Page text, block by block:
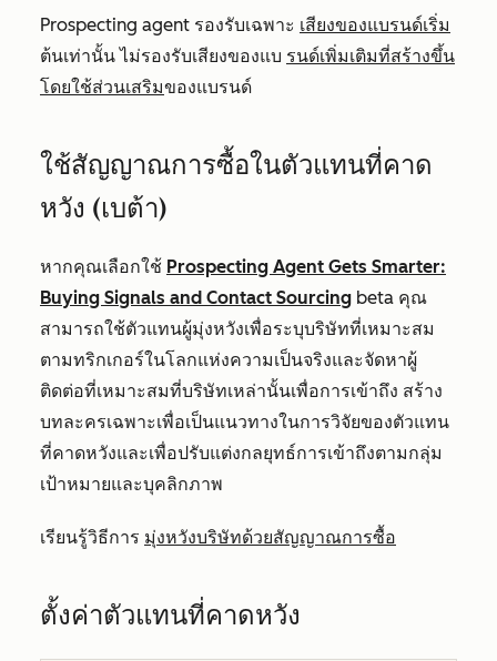
Prospecting agent รองรับเฉพาะ เสียงของแบรนด์เริ่ม
ต้นเท่านั้น ไม่รองรับเสียงของแบ รนด์เพิ่มเติมที่สร้างขึ้น
โดยใช้ส่วนเสริมของแบรนด์
ใช้สัญญาณการซื้อในตัวแทนที่คาด
หวัง (เบต้า)
หากคุณเลือกใช้ Prospecting Agent Gets Smarter:
Buying Signals and Contact Sourcing beta คุณ
สามารถใช้ตัวแทนผู้มุ่งหวังเพื่อระบุบริษัทที่เหมาะสม
ตามทริกเกอร์ในโลกแห่งความเป็นจริงและจัดหาผู้
ติดต่อที่เหมาะสมที่บริษัทเหล่านั้นเพื่อการเข้าถึง สร้าง
บทละครเฉพาะเพื่อเป็นแนวทางในการวิจัยของตัวแทน
ที่คาดหวังและเพื่อปรับแต่งกลยุทธ์การเข้าถึงตามกลุ่ม
เป้าหมายและบุคลิกภาพ
เรียนรู้วิธีการ มุ่งหวังบริษัทด้วยสัญญาณการซื้อ
ตั้งค่าตัวแทนที่คาดหวัง